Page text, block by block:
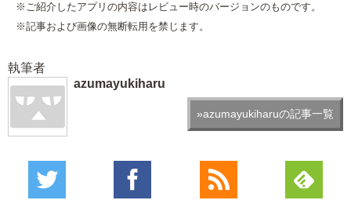
※ご紹介したアプリの内容はレビュー時のバージョンのものです。
※記事および画像の無断転用を禁じます。
執筆者
azumayukiharu
»azumayukiharuの記事一覧